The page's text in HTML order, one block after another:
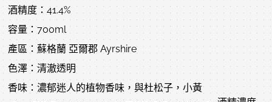
酒精度：41.4%
容量：700ml
產區：蘇格蘭 亞爾郡 Ayrshire
色澤：清澈透明
香味：濃郁迷人的植物香味，與杜松子，小黃